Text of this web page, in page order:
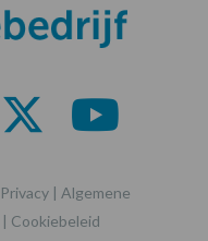
Privacy | Algemene
| Cookiebeleid